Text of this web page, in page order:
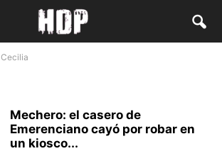
Cecilia
Mechero: el casero de
Emerenciano cayó por robar en
un kiosco...